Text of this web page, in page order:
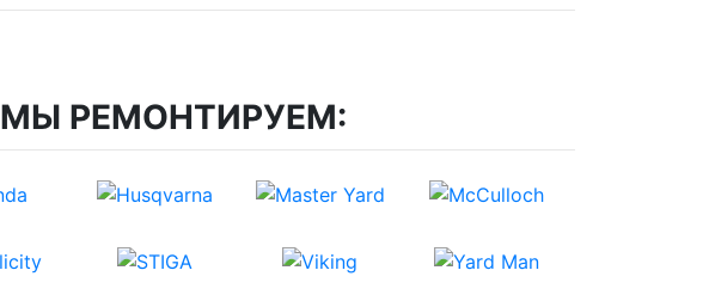
РЕМОНТИРУЕМ: